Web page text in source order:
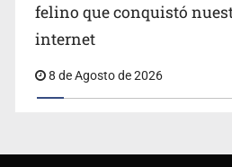
felino que conquistó
internet
8 de Agosto de 2026